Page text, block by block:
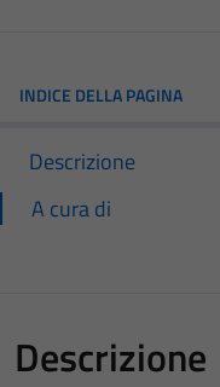
INDICE DELLA PAGINA
Descrizione
A cura di
Descrizione